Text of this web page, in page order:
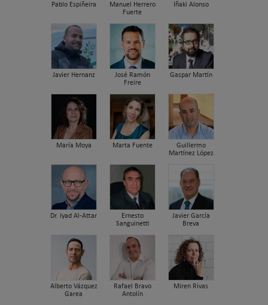
Pablo Espiñeira
Manuel Herrero
Fuerte
Iñaki Alonso
Javier Hernanz
José Ramón
Freire
Gaspar Martín
María Moya Marta Fuente
Guillermo
Martínez López
Dr. Iyad Al-Attar
Ernesto
Sanguinetti
Javier García
Breva
Alberto Vázquez
Garea
Rafael Bravo
Antolín
Miren Rivas